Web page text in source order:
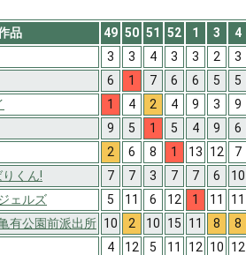
品 49 50 51 52 1 3 4
3 3 4 3 3 2 3
6 1 7 6 6 5 5
1 4 2 4 9 3 9
9 5 1 5 4 9 6
2 6 8 1 13 12 7
くん! 7 7 3 7 7 6 10
ェルズ 5 11 6 12 1 11 11
有公園前派出所 10 2 10 15 11 8 8
4 12 5 11 12 10 12